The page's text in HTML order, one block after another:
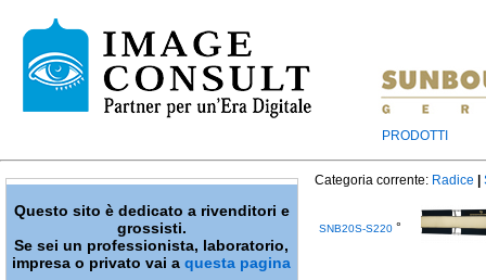
PRODOTTI
Questo sito è dedicato a rivenditori e
grossisti.
Se sei un professionista, laboratorio,
impresa o privato vai aquesta pagina
Categoria corrente: Radice
SNB20S-S220 °